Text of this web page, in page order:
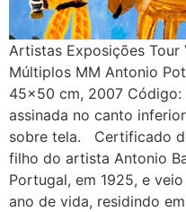
Artistas Exposições
Múltiplos MM Antonio
45×50 cm, 2007 Código:
assinada no canto
sobre tela. Certificado
filho do artista Antonio
Portugal, em 1925, e
ano de vida, residindo